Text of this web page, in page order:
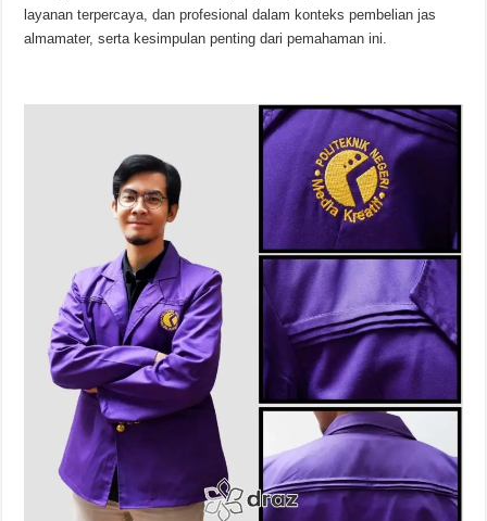
layanan terpercaya, dan profesional dalam konteks pembelian jas
almamater, serta kesimpulan penting dari pemahaman ini.